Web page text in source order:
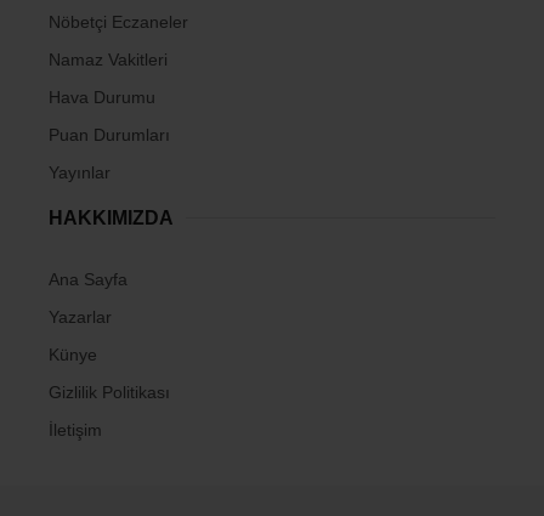
Nöbetçi Eczaneler
Namaz Vakitleri
Hava Durumu
Puan Durumları
Yayınlar
HAKKIMIZDA
Ana Sayfa
Yazarlar
Künye
Gizlilik Politikası
İletişim